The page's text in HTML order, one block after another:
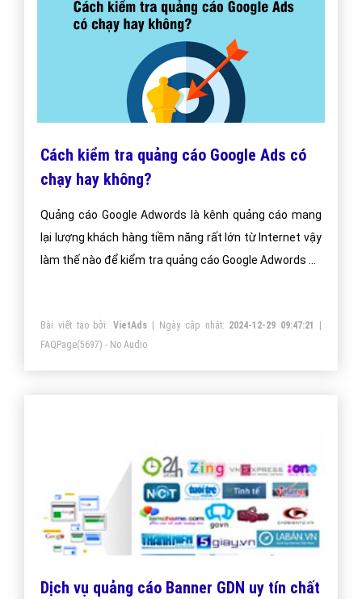
Cách kiểm tra quảng cáo Google Ads có
chạy hay không?
Quảng cáo Google Adwords là kênh quảng cáo mang
lại lượng khách hàng tiềm năng rất lớn từ Internet vậy
làm thế nào để kiểm tra quảng cáo Google Adwords có
Bài viết tạo bởi:VietAds | Ngày cập nhật: 2024-12-29 09:47:21
FAQPage(5697) - No Audio
Dịch vụ quảng cáo Banner GDN uy tín chất